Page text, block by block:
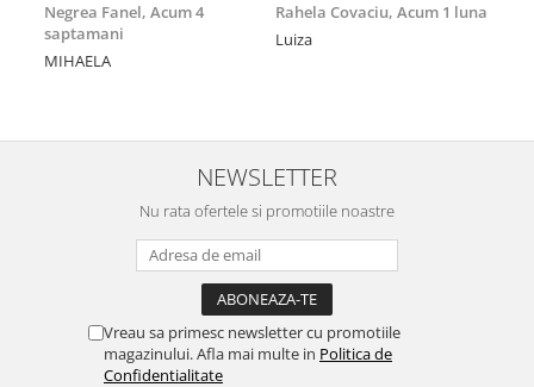
Negrea Fanel, Acum 4
saptamani
MIHAELA
Rahela Covaciu, Acum 1 luna
Luiza
NEWSLETTER
Nu rata ofertele si promotiile noastre
Vreau sa primesc newsletter cu promotiile
magazinului. Afla mai multe in Politica de
Confidentialitate